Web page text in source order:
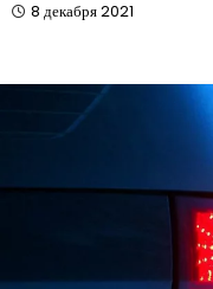
8 декабря 2021